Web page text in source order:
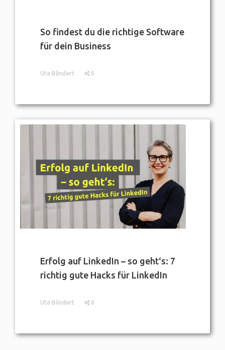
So findest du die richtige Software
für dein Business
Ute Blindert 0
Erfolg auf LinkedIn – so geht‘s: 7
richtig gute Hacks für LinkedIn
Ute Blindert 0